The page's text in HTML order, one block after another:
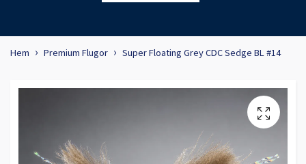
Hem Premium Flugor Super Floating Grey CDC Sedge BL #14